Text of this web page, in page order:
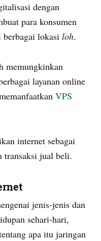
dengan
para konsumen
berbagai lokasi loh.
memungkinkan
layanan online
VPS
internet sebagai
transaksi jual beli.
jenis-jenis dan
sehari-hari,
apa itu jaringan